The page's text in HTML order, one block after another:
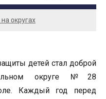
округах
детей стал доброй
округе №28
Каждый год перед